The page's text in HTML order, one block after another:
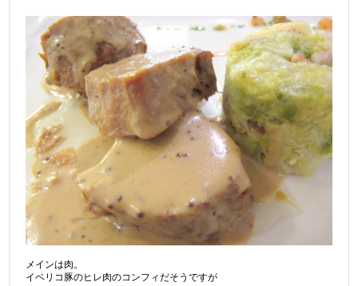
メインは肉。
イベリコ豚のヒレ肉のコンフィだそうですが